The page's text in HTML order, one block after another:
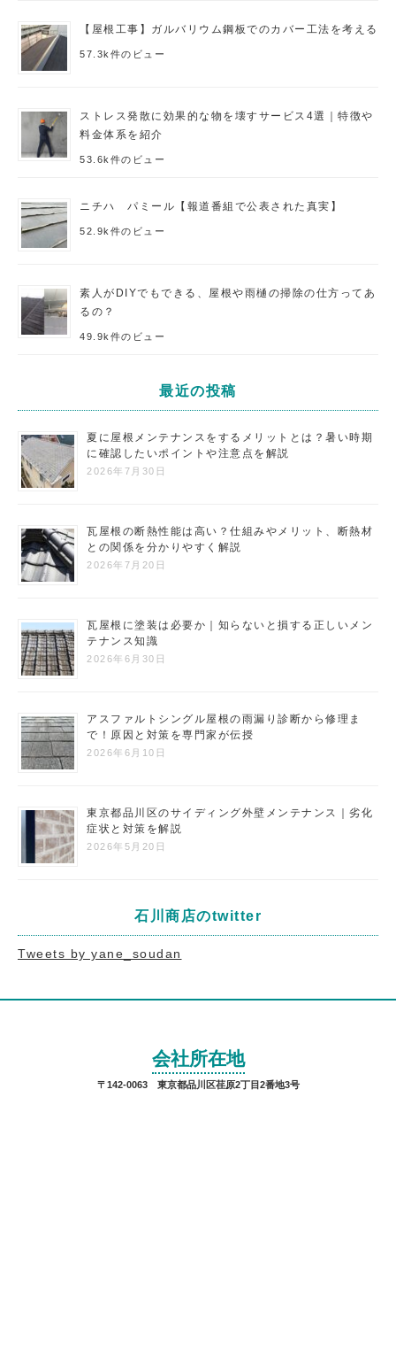
【屋根工事】ガルバリウム鋼板でのカバー工法を考える
57.3k件のビュー
ストレス発散に効果的な物を壊すサービス4選｜特徴や
料金体系を紹介
53.6k件のビュー
ニチハ パミール【報道番組で公表された真実】
52.9k件のビュー
素人がDIYでもできる、屋根や雨樋の掃除の仕方ってあ
るの？
49.9k件のビュー
最近の投稿
夏に屋根メンテナンスをするメリットとは？暑い時期
に確認したいポイントや注意点を解説
2026年7月30日
瓦屋根の断熱性能は高い？仕組みやメリット、断熱材
との関係を分かりやすく解説
2026年7月20日
瓦屋根に塗装は必要か｜知らないと損する正しいメン
テナンス知識
2026年6月30日
アスファルトシングル屋根の雨漏り診断から修理ま
で！原因と対策を専門家が伝授
2026年6月10日
東京都品川区のサイディング外壁メンテナンス｜劣化
症状と対策を解説
2026年5月20日
石川商店のtwitter
Tweets by yane_soudan
会社所在地
〒142-0063 東京都品川区荏原2丁目2番地3号